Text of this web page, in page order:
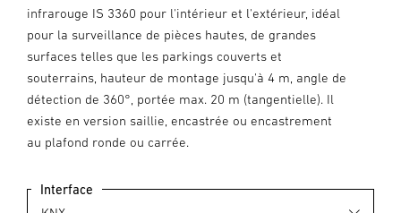
infrarouge IS 3360 pour l'intérieur et l'extérieur, idéal
pour la surveillance de pièces hautes, de grandes
surfaces telles que les parkings couverts et
souterrains, hauteur de montage jusqu'à 4 m, angle de
détection de 360°, portée max. 20 m (tangentielle). Il
existe en version saillie, encastrée ou encastrement
au plafond ronde ou carrée.
Interface